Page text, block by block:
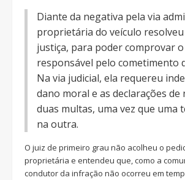
Diante da negativa pela via
proprietária do veículo
justiça, para poder comprovar
responsável pelo cometimento
Na via judicial, ela requereu
dano moral e as declarações de
duas multas, uma vez que uma
na outra.
O juiz de primeiro grau não acolheu o
proprietária e entendeu que, como a
condutor da infração não ocorreu em